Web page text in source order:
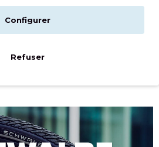
Configurer
Refuser